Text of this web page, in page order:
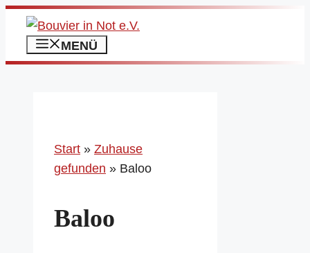
Zum
Inhalt
springen
MENÜ
Start » Zuhause
gefunden » Baloo
Baloo